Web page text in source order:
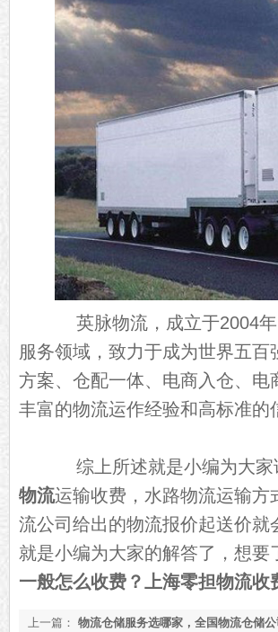
英脉物流，成立于2004年
服务领域，致力于成为世界五
方案、仓配一体、电商入仓、
丰富的物流运作经验和高标准的
综上所述就是小编为大家
物流运输收费，水路物流运输
流公司给出的物流报价起送价
就是小编为大家的解答了，想
一般怎么收费？上海零担物流收
上一篇： 物流仓储服务选哪家，全国物流仓储